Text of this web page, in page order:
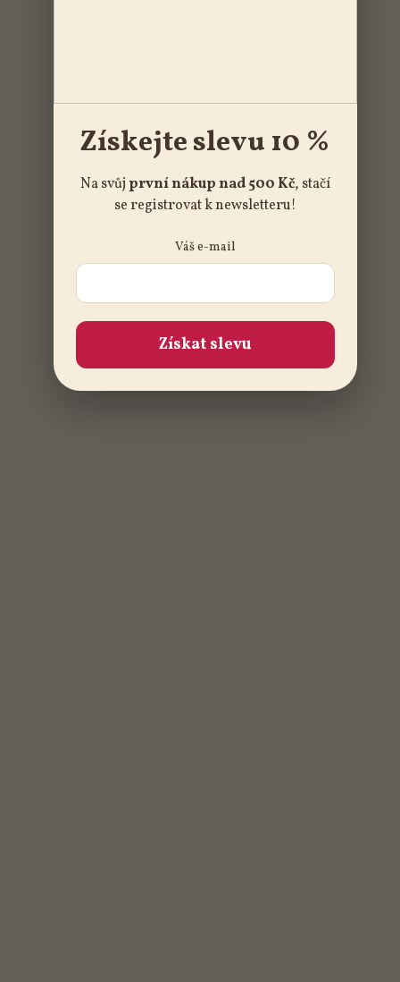
Získejte slevu 10 %
Na svůj první nákup nad 500 Kč, stačí
se registrovat k newsletteru!
Váš e-mail
Získat slevu